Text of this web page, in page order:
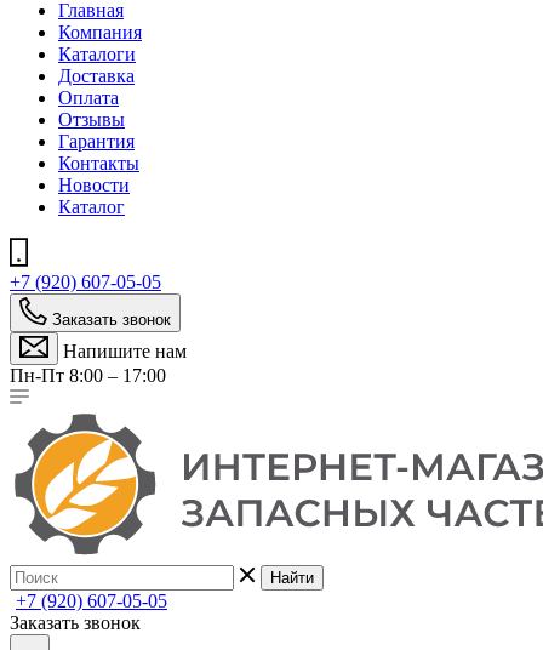
Главная
Компания
Каталоги
Доставка
Оплата
Отзывы
Гарантия
Контакты
Новости
Каталог
+7 (920) 607-05-05
Заказать звонок
Напишите нам
Пн-Пт 8:00 – 17:00
Найти
+7 (920) 607-05-05
Заказать звонок